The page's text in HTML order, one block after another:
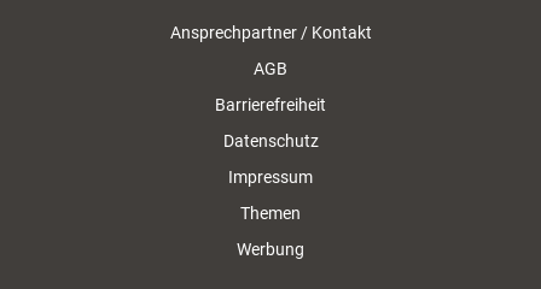
Ansprechpartner / Kontakt
AGB
Barrierefreiheit
Datenschutz
Impressum
Themen
Werbung